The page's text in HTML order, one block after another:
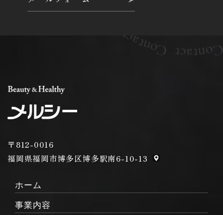
し、加えてWebサイト上にも公表するものとします。
第3条（個人情報の管理と保護）
個人情報の管理は、厳重に行うこととし、次に掲げる場
を考慮し、個人情報への不正アクセス、個人情報の紛
失、破壊、改ざん及び漏えい等のリスクに対する予防な
らびに是正に関する対策を講じます。
合であって、本人の同意を得ることが困難である場
合。
特に必要がある場合であって、本人の同意を得ること
が困難である場合。
〒812-0016
福岡県福岡市博多区博多駅南6-10-13
ホーム
事業内容